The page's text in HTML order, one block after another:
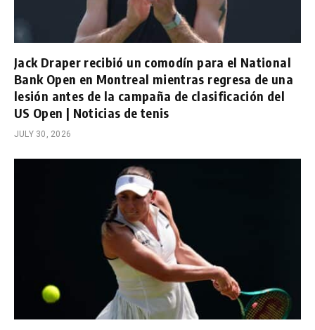
Jack Draper recibió un comodín para el National
Bank Open en Montreal mientras regresa de una
lesión antes de la campaña de clasificación del
US Open | Noticias de tenis
JULY 30, 2026